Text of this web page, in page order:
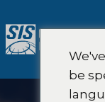
Inhalt
springen
be